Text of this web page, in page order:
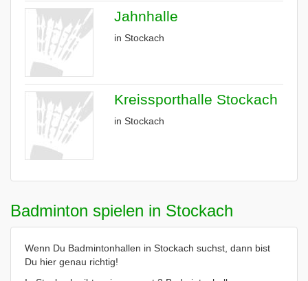
Jahnhalle
in Stockach
Kreissporthalle Stockach
in Stockach
Badminton spielen in Stockach
Wenn Du Badmintonhallen in Stockach suchst, dann bist
Du hier genau richtig!